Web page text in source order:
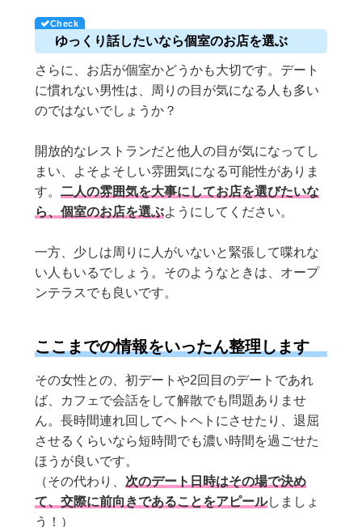
ゆっくり話したいなら個室のお店を選ぶ
さらに、お店が個室かどうかも大切です。デート
に慣れない男性は、周りの目が気になる人も多い
のではないでしょうか？
開放的なレストランだと他人の目が気になってし
まい、よそよそしい雰囲気になる可能性がありま
す。二人の雰囲気を大事にしてお店を選びたいな
ら、個室のお店を選ぶようにしてください。
一方、少しは周りに人がいないと緊張して喋れな
い人もいるでしょう。そのようなときは、オープ
ンテラスでも良いです。
ここまでの情報をいったん整理します
その女性との、初デートや2回目のデートであれ
ば、カフェで会話をして解散でも問題ありませ
ん。長時間連れ回してヘトヘトにさせたり、退屈
させるくらいなら短時間でも濃い時間を過ごせた
ほうが良いです。
（その代わり、 次のデート日時はその場で決め
て、交際に前向きであることをアピールしましょ
う！）